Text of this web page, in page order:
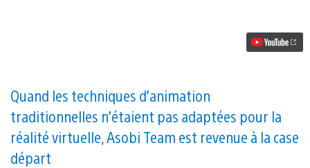
de
l’art
et
l’animation
Quand les techniques d’animation
traditionnelles n’étaient pas adaptées pour la
réalité virtuelle, Asobi Team est revenue à la case
départ